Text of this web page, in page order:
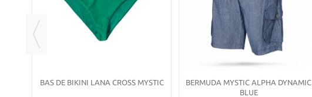
BAS DE BIKINI LANA CROSS MYSTIC
BERMUDA MYSTIC ALPHA DYNAMIC
BLUE